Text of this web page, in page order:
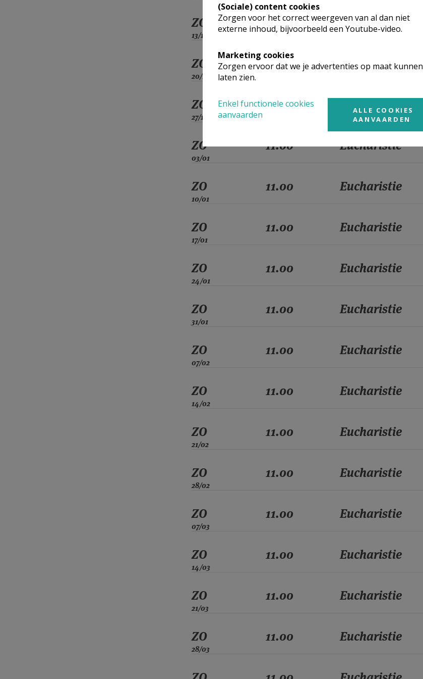
ZO
13/12
11.00 Eucharistie
ZO
20/12
11.00 Eucharistie
ZO
27/12
11.00 Eucharistie
ZO
03/01
11.00 Eucharistie
ZO
10/01
11.00 Eucharistie
ZO
17/01
11.00 Eucharistie
ZO
24/01
11.00 Eucharistie
ZO
31/01
11.00 Eucharistie
ZO
07/02
11.00 Eucharistie
ZO
14/02
11.00 Eucharistie
ZO
21/02
11.00 Eucharistie
ZO
28/02
11.00 Eucharistie
ZO
07/03
11.00 Eucharistie
ZO
14/03
11.00 Eucharistie
ZO
21/03
11.00 Eucharistie
ZO
28/03
11.00 Eucharistie
(Sociale) content cookies
Zorgen voor het correct weergeven van al dan niet
externe inhoud, bijvoorbeeld een Youtube-video.
Marketing cookies
Zorgen ervoor dat we je advertenties op maat kunnen
laten zien.
Enkel functionele cookies
aanvaarden
ALLE COOKIES
AANVAARDEN